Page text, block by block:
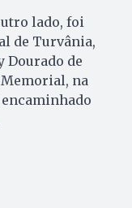
lado, foi
de Turvânia,
Dourado de
na